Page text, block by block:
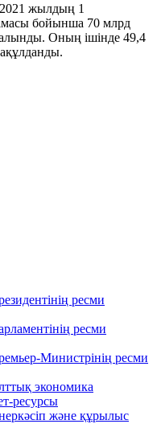
жылдың 1
бойынша 70 млрд
алынды. Оның ішінде 49,4